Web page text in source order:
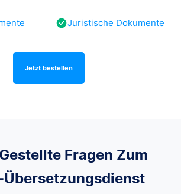
Juristische Dokumente
Jetzt bestellen
Fragen Zum